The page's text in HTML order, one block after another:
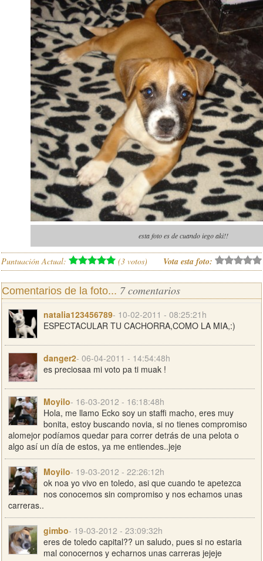
esta foto es de cuando iego aki!!
Puntuación Actual: (3 votos) Vota esta foto:
Comentarios de la foto... 7 comentarios
natalia123456789- 10-02-2011 - 08:25:21h
ESPECTACULAR TU CACHORRA,COMO LA MIA,:)
danger2- 06-04-2011 - 14:54:48h
es preciosaa mi voto pa ti muak !
Moyilo- 16-03-2012 - 16:18:48h
Hola, me llamo Ecko soy un staffi macho, eres muy
bonita, estoy buscando novia, si no tienes compromiso
alomejor podíamos quedar para correr detrás de una pelota o
algo así un día de estos, ya me entiendes..jeje
Moyilo- 19-03-2012 - 22:26:12h
ok noa yo vivo en toledo, asi que cuando te apetezca
nos conocemos sin compromiso y nos echamos unas
carreras..
gimbo- 19-03-2012 - 23:09:32h
eres de toledo capital?? un saludo, pues si no estaria
mal conocernos y echarnos unas carreras jejeje